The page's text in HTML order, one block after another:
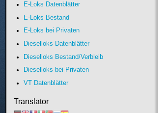
E-Loks Datenblätter
E-Loks Bestand
E-Loks bei Privaten
Dieselloks Datenblätter
Dieselloks Bestand/Verbleib
Dieselloks bei Privaten
VT Datenblätter
Translator